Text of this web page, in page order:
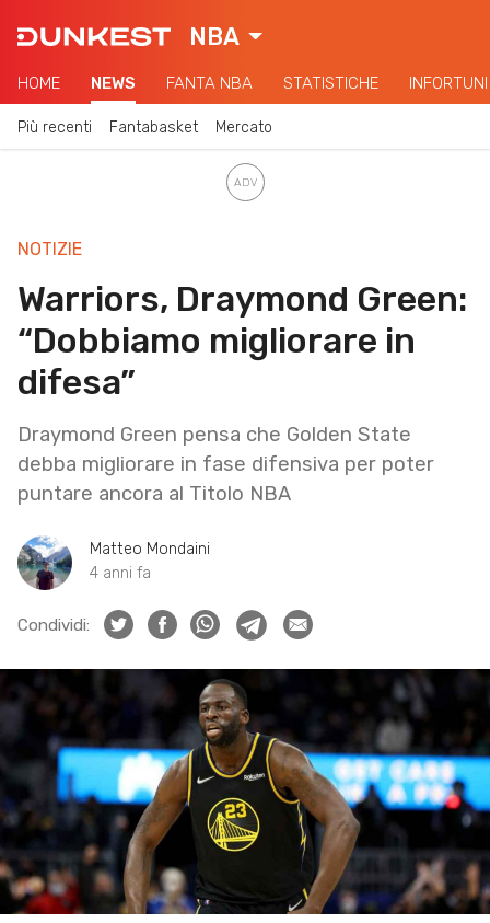
NBA
HOME NEWS FANTA NBA STATISTICHE INFORTUNI
Più recenti Fantabasket Mercato
NOTIZIE
Warriors, Draymond Green:
“Dobbiamo migliorare in
difesa”
Draymond Green pensa che Golden State
debba migliorare in fase difensiva per poter
puntare ancora al Titolo NBA
Matteo Mondaini
4 anni fa
Condividi: